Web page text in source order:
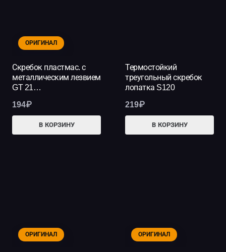
ОРИГИНАЛ
Скребок пластмас. с
металлическим лезвием
GT 21…
194₽
В КОРЗИНУ
Термостойкий
треугольный скребок
лопатка S120
219₽
В КОРЗИНУ
ОРИГИНАЛ ОРИГИНАЛ